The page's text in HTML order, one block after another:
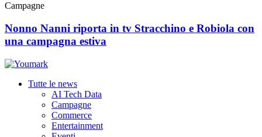
Campagne
Nonno Nanni riporta in tv Stracchino e Robiola con
una campagna estiva
Tutte le news
AI Tech Data
Campagne
Commerce
Entertainment